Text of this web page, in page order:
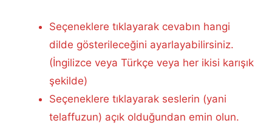
Seçeneklere tıklayarak cevabın hangi
dilde gösterileceğini ayarlayabilirsiniz.
(İngilizce veya Türkçe veya her ikisi karışık
şekilde)
Seçeneklere tıklayarak seslerin (yani
telaffuzun) açık olduğundan emin olun.